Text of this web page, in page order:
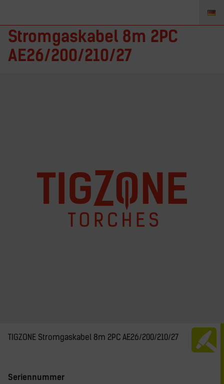
Stromgaskabel 8m 2PC
AE26/200/210/27
TIGZONE Stromgaskabel 8m 2PC AE26/200/210/27
Seriennummer